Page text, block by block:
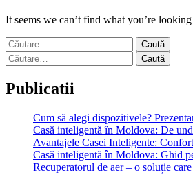
It seems we can’t find what you’re
Caută
după:
Caută
după:
Publicatii
Cum să alegi dispozitivele?
Casă inteligentă în Moldova: De
Avantajele Casei Inteligente:
Casă inteligentă în Moldova: Ghid
Recuperatorul de aer – o soluție